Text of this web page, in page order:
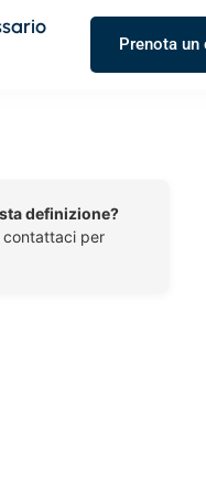
Prenota
definizione?
contattaci per